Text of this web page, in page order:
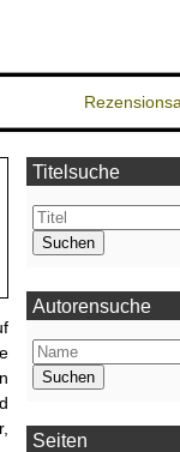
Titelsuche
Autorensuche
Seiten